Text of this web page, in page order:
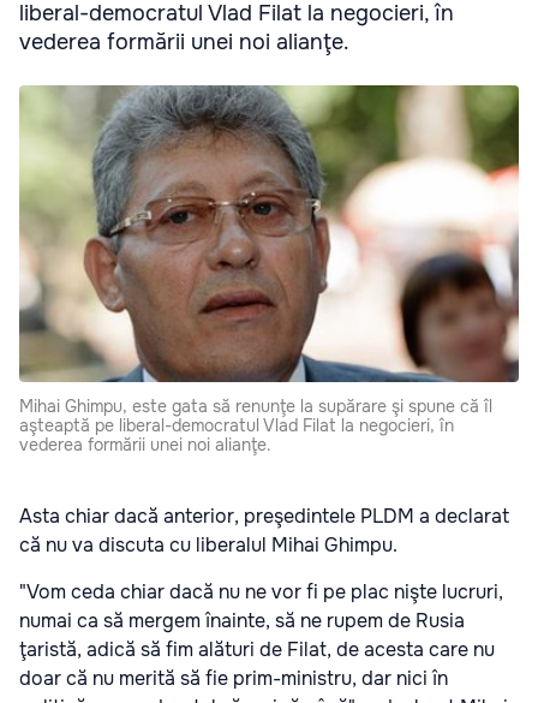
liberal-democratul Vlad Filat la negocieri, în
vederea formării unei noi alianţe.
Mihai Ghimpu, este gata să renunţe la supărare şi spune că îl
aşteaptă pe liberal-democratul Vlad Filat la negocieri, în
vederea formării unei noi alianţe.
Asta chiar dacă anterior, preşedintele PLDM a declarat
că nu va discuta cu liberalul Mihai Ghimpu.
"Vom ceda chiar dacă nu ne vor fi pe plac nişte lucruri,
numai ca să mergem înainte, să ne rupem de Rusia
ţaristă, adică să fim alături de Filat, de acesta care nu
doar că nu merită să fie prim-ministru, dar nici în